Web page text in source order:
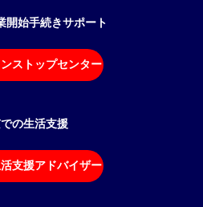
開始手続きサポート
ストップセンター
の生活支援
支援アドバイザー